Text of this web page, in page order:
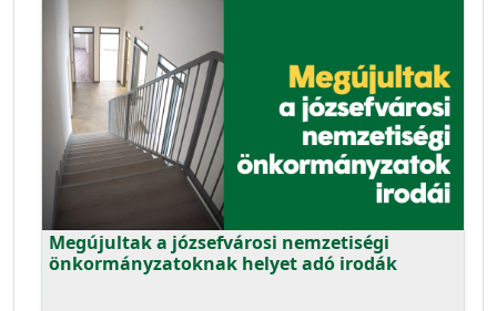
Megújultak a józsefvárosi nemzetiségi
önkormányzatoknak helyet adó irodák